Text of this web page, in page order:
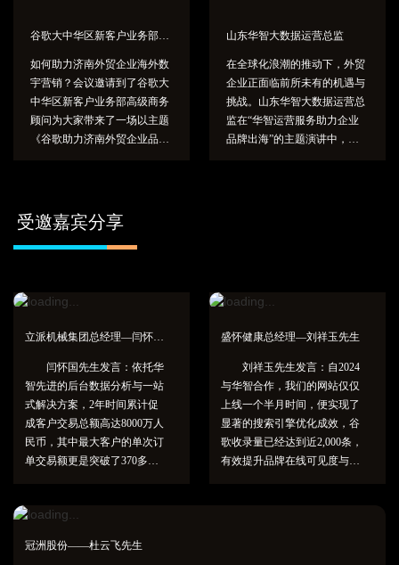
外贸出海营销的新篇章。
何让外贸销售及老板轻松做全
球外贸。
如何助力济南外贸企业海外数
宇营销？会议邀请到了谷歌大
中华区新客户业务部高级商务
顾问为大家带来了一场以主题
《谷歌助力济南外贸企业品牌
了谷歌如何通过其强大的技术
实力、精准的广告投放机制以
及全球化的市场洞察能力，为
山东华智大数据运营总监
在全球化浪潮的推动下，外贸
企业正面临前所未有的机遇与
挑战。山东华智大数据运营总
监在“华智运营服务助力企业
品牌出海”的主题演讲中，以
受邀嘉宾分享
立派机械集团总经理—闫怀国先生
闫怀国先生发言：依托华
智先进的后台数据分析与一站
式解决方案，2年时间累计促
成客户交易总额高达8000万人
民币，其中最大客户的单次订
单交易额更是突破了370多万
高，已远超传统计算范畴所能
持续进行流量增长，实现长期
盛怀健康总经理—刘祥玉先生
刘祥玉先生发言：自2024
与华智合作，我们的网站仅仅
上线一个半月时间，便实现了
显著的搜索引擎优化成效，谷
歌收录量已经达到近2,000条，
有效提升品牌在线可见度与潜
冠洲股份——杜云飞先生